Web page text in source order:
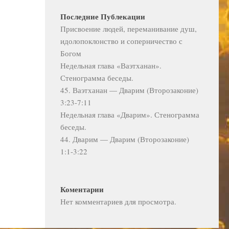
Последние Публекации
Присвоение людей, переманивание душ,
идолопоклонство и соперничество с
Богом
Недельная глава «Ваэтханан».
Стенограмма беседы.
45. Ваэтханан — Дварим (Второзаконие)
3:23-7:11
Недельная глава «Дварим». Стенограмма
беседы.
44. Дварим — Дварим (Второзаконие)
1:1-3:22
Коментарии
Нет комментариев для просмотра.